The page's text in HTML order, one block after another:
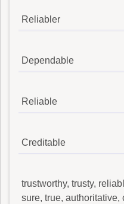
Reliabler
Dependable
Reliable
Creditable
trustworthy, trusty,
sure, true, authoritative,